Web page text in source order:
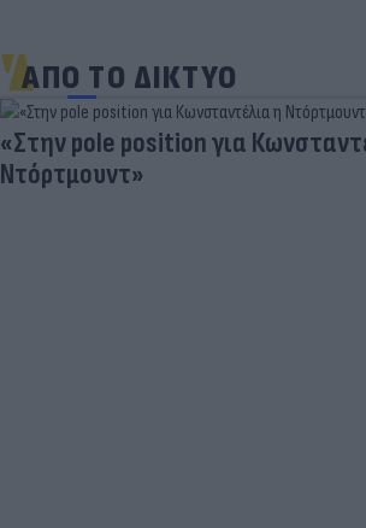
ΑΠΟ ΤΟ ΔΙΚΤΥΟ
«Στην pole position για
Ντόρτμουντ»